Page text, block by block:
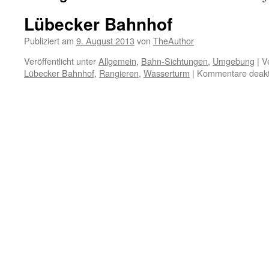
Lübecker Bahnhof
Publiziert am 9. August 2013 von TheAuthor
Veröffentlicht unterAllgemein, Bahn-Sichtungen, Umgebung |
Lübecker Bahnhof, Rangieren, Wasserturm | Kommentare